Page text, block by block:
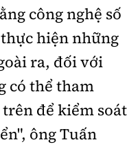
công nghệ số
hiện những
ra, đối với
có thể tham
để kiểm soát
ông Tuấn